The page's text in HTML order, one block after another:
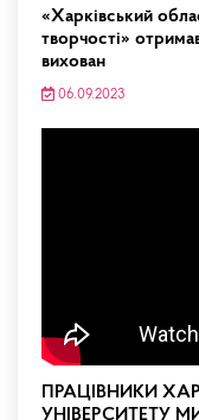
«Харківський
творчості»
вихован
06.09.2023
ПРАЦІВНИКИ
УНІВЕРСИТЕТУ